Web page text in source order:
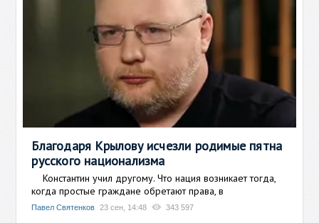
Благодаря Крылову исчезли родимые пятна
русского национализма
Константин учил другому. Что нация возникает тогда,
когда простые граждане обретают права, в
Павел Святенков 23 сен, 14:48 343 597